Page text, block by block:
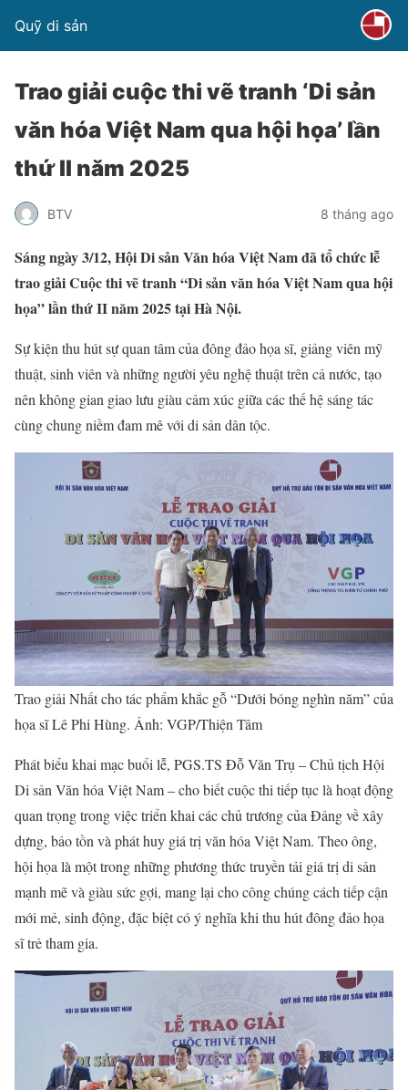
Quỹ di sản
Trao giải cuộc thi vẽ tranh ‘Di sản
văn hóa Việt Nam qua hội họa’ lần
thứ II năm 2025
BTV 8 tháng ago
Sáng ngày 3/12, Hội Di sản Văn hóa Việt Nam đã tổ chức lễ
trao giải Cuộc thi vẽ tranh “Di sản văn hóa Việt Nam qua hội
họa” lần thứ II năm 2025 tại Hà Nội.
Sự kiện thu hút sự quan tâm của đông đảo họa sĩ, giảng viên mỹ
thuật, sinh viên và những người yêu nghệ thuật trên cả nước, tạo
nên không gian giao lưu giàu cảm xúc giữa các thế hệ sáng tác
cùng chung niềm đam mê với di sản dân tộc.
Trao giải Nhất cho tác phẩm khắc gỗ “Dưới bóng nghìn năm” của
họa sĩ Lê Phi Hùng. Ảnh: VGP/Thiện Tâm
Phát biểu khai mạc buổi lễ, PGS.TS Đỗ Văn Trụ – Chủ tịch Hội
Di sản Văn hóa Việt Nam – cho biết cuộc thi tiếp tục là hoạt động
quan trọng trong việc triển khai các chủ trương của Đảng về xây
dựng, bảo tồn và phát huy giá trị văn hóa Việt Nam. Theo ông,
hội họa là một trong những phương thức truyền tải giá trị di sản
mạnh mẽ và giàu sức gợi, mang lại cho công chúng cách tiếp cận
mới mẻ, sinh động, đặc biệt có ý nghĩa khi thu hút đông đảo họa
sĩ trẻ tham gia.